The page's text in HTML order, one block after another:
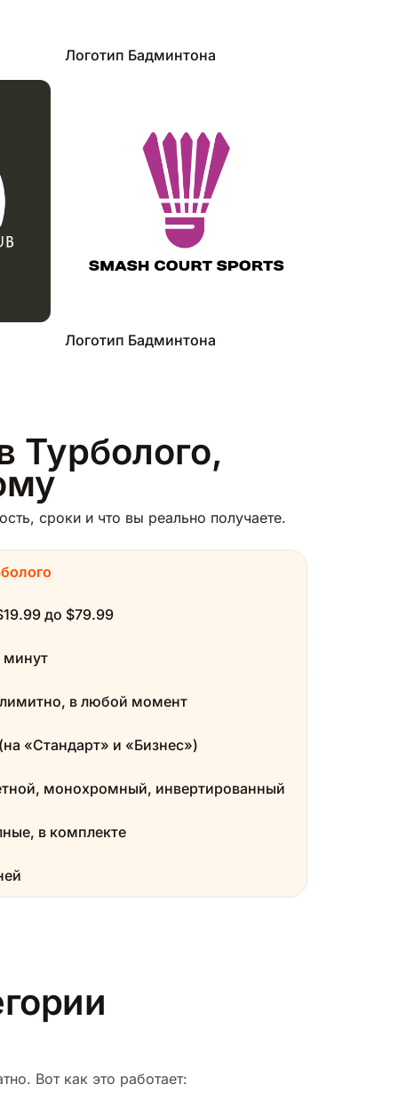
Логотип Бадминтона
Логотип Бадминтона
Турболого,
сроки и что вы реально получаете.
до $79.99
минут
в любой момент
«Стандарт» и «Бизнес»)
монохромный, инвертированный
в комплекте
Вот как это работает: